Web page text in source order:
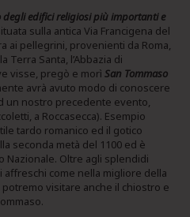
degli edifici religiosi più importanti e
sulla antica Via Francigena del
ai pellegrini, provenienti da Roma,
Terra Santa, l’Abbazia di
visse, pregò e morì San Tommaso
avrà avuto modo di conoscere
un nostro precedente evento,
a Roccasecca). Esempio
tardo romanico ed il gotico
seconda metà del 1100 ed è
Nazionale. Oltre agli splendidi
come nella migliore della
visitare anche il chiostro e